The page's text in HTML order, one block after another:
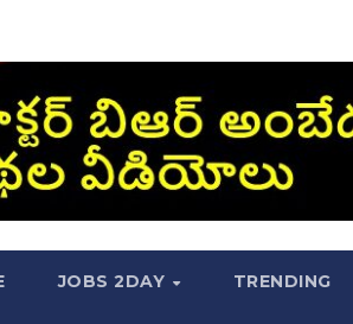
JOBS 2DAY TRENDING